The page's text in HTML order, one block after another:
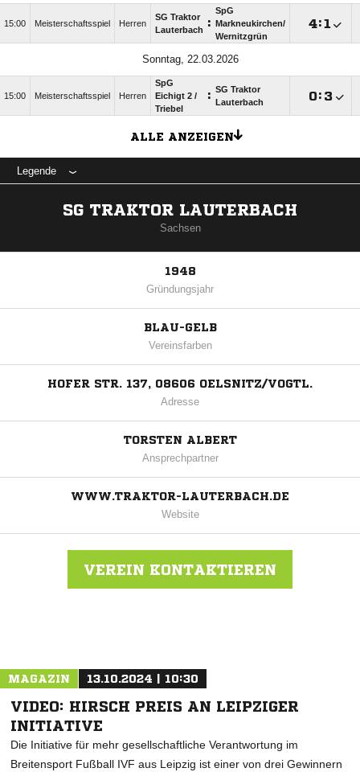
15:00 Meisterschaftsspiel Herren
SG Traktor
Lauterbach :
SpG
Markneukirchen/​
Wernitzgrün
:
Sonntag, 22.03.2026
15:00 Meisterschaftsspiel Herren
SpG
Eichigt 2 /​
Triebel
: SG Traktor
Lauterbach
: 
ALLE ANZEIGEN
Legende
SG TRAKTOR LAUTERBACH
Sachsen
1948
Gründungsjahr
BLAU-GELB
Vereinsfarben
HOFER STR. 137, 08606 OELSNITZ/VOGTL.
Adresse
TORSTEN ALBERT
Ansprechpartner
WWW.TRAKTOR-LAUTERBACH.DE
Website
VEREIN KONTAKTIEREN
MAGAZIN 13.10.2024 | 10:30
VIDEO: HIRSCH PREIS AN LEIPZIGER
INITIATIVE
Die Initiative für mehr gesellschaftliche Verantwortung im
Breitensport Fußball IVF aus Leipzig ist einer von drei Gewinnern